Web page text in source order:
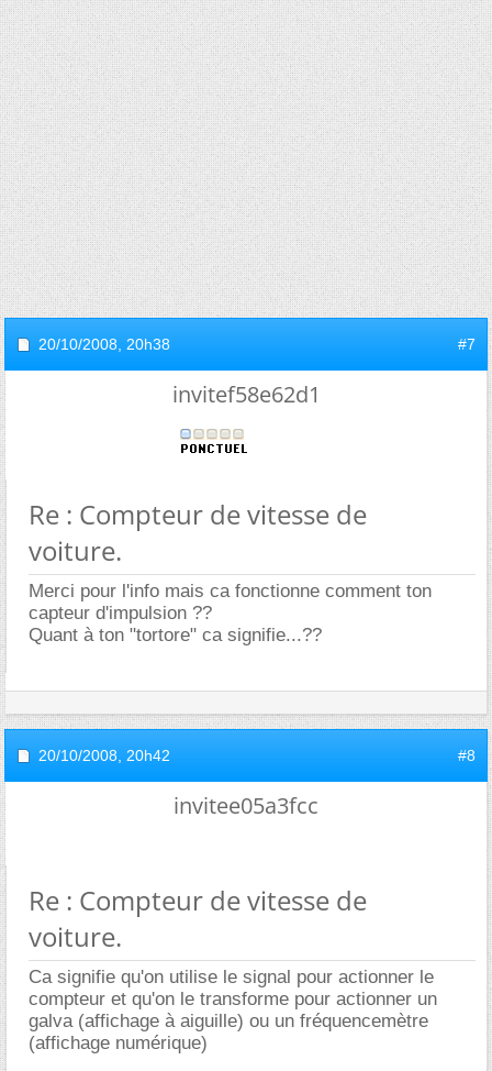
20/10/2008, 20h38 #7
invitef58e62d1
Re : Compteur de vitesse de
voiture.
Merci pour l'info mais ca fonctionne comment ton
capteur d'impulsion ??
Quant à ton "tortore" ca signifie...??
20/10/2008, 20h42 #8
invitee05a3fcc
Re : Compteur de vitesse de
voiture.
Ca signifie qu'on utilise le signal pour actionner le
compteur et qu'on le transforme pour actionner un
galva (affichage à aiguille) ou un fréquencemètre
(affichage numérique)